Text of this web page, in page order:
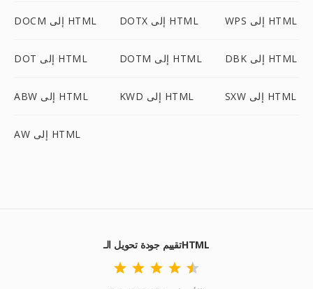
DOCM إلى HTML DOTX إلى HTML WPS إلى HTML
DOT إلى HTML DOTM إلى HTML DBK إلى HTML
ABW إلى HTML KWD إلى HTML SXW إلى HTML
AW إلى HTML
تقييم جودة تحويل الـHTML